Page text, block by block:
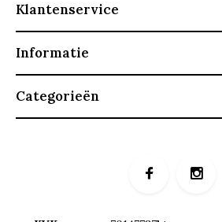
Klantenservice
Informatie
Categorieën